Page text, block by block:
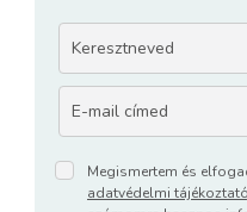
Megismertem és
adatvédelmi